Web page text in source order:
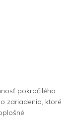
pokročilého
zariadenia, ktoré